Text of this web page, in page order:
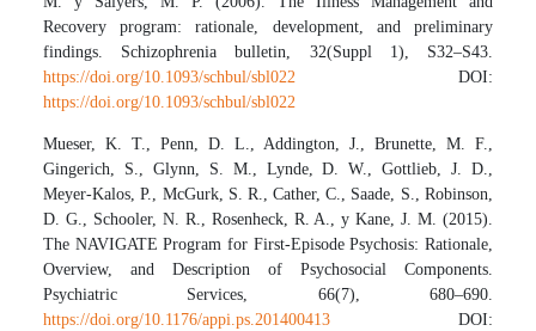
Recovery program: rationale, development, and preliminary
findings. Schizophrenia bulletin, 32(Suppl 1), S32–S43.
https://doi.org/10.1093/schbul/sbl022 DOI:
https://doi.org/10.1093/schbul/sbl022
Mueser, K. T., Penn, D. L., Addington, J., Brunette, M. F.,
Gingerich, S., Glynn, S. M., Lynde, D. W., Gottlieb, J. D.,
Meyer-Kalos, P., McGurk, S. R., Cather, C., Saade, S., Robinson,
D. G., Schooler, N. R., Rosenheck, R. A., y Kane, J. M. (2015).
The NAVIGATE Program for First-Episode Psychosis: Rationale,
Overview, and Description of Psychosocial Components.
Psychiatric Services, 66(7), 680–690.
https://doi.org/10.1176/appi.ps.201400413 DOI: